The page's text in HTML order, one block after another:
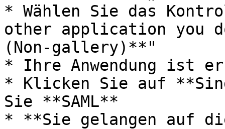
* Wählen Sie das
other application
(Non-gallery)**"
* Ihre Anwendung ist
* Klicken Sie auf
Sie **SAML**
* **Sie gelangen auf